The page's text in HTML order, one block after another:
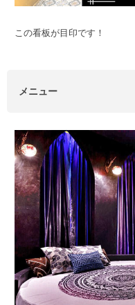
この看板が目印です！
メニュー